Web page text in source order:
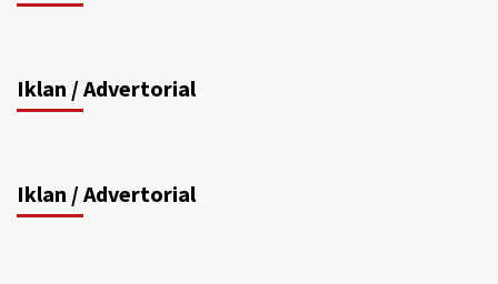
Iklan / Advertorial
Iklan / Advertorial